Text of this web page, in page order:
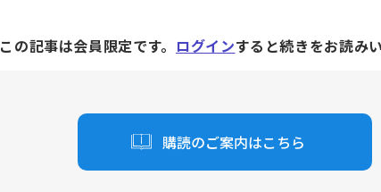
この記事は会員限定です。 ログインすると続きをお読み
購読のご案内はこちら